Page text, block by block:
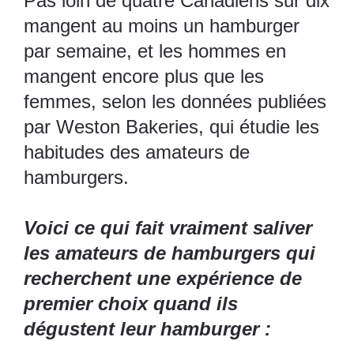
mangent au moins un hamburger
par semaine, et les hommes en
mangent encore plus que les
femmes, selon les données publiées
par Weston Bakeries, qui étudie les
habitudes des amateurs de
hamburgers.
Voici ce qui fait vraiment saliver
les amateurs de hamburgers qui
recherchent une expérience de
premier choix quand ils
dégustent leur hamburger :